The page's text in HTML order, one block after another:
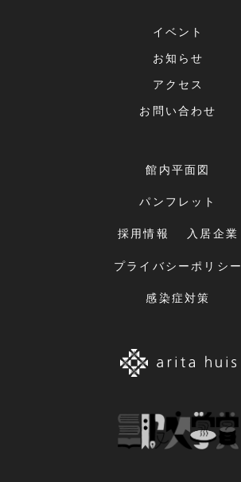
イベント
お知らせ
アクセス
お問い合わせ
館内平面図
パンフレット
採用情報 入居企業
プライバシーポリシー
感染症対策